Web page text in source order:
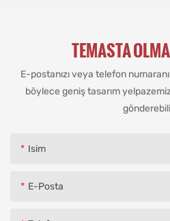
TEMASTA
E-postanızı veya telefon
böylece geniş tasarım
Isim
E-Posta